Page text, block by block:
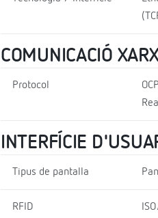
COMUNICACIÓ
Protocol
INTERFÍCIE
Tipus de pantalla
RFID